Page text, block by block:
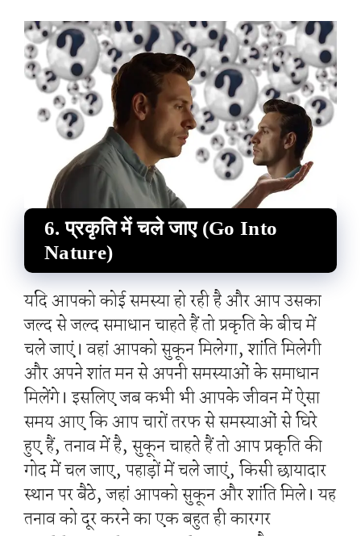
6. प्रकृति में चले जाए (Go Into
Nature)
यदि आपको कोई समस्या हो रही है और आप उसका
जल्द से जल्द समाधान चाहते हैं तो प्रकृति के बीच में
चले जाएं। वहां आपको सुकून मिलेगा, शांति मिलेगी
और अपने शांत मन से अपनी समस्याओं के समाधान
मिलेंगे। इसलिए जब कभी भी आपके जीवन में ऐसा
समय आए कि आप चारों तरफ से समस्याओं से घिरे
हुए हैं, तनाव में है, सुकून चाहते हैं तो आप प्रकृति की
गोद में चल जाए, पहाड़ों में चले जाएं, किसी छायादार
स्थान पर बैठे, जहां आपको सुकून और शांति मिले। यह
तनाव को दूर करने का एक बहुत ही कारगर